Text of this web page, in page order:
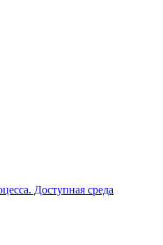
Доступная среда